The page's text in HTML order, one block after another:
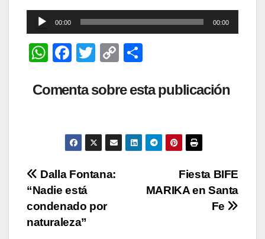
Reproductor
de
audio
00:00 00:00
W
at
p
F
c
b
o
o
k
T
tt
C
p
Li
n
m
ar
tir
Comenta sobre esta publicación
Navegación
de
entradas
Fiesta BIFE
MARIKA en Santa
Fe
Dalla Fontana:
“Nadie está
condenado por
naturaleza”